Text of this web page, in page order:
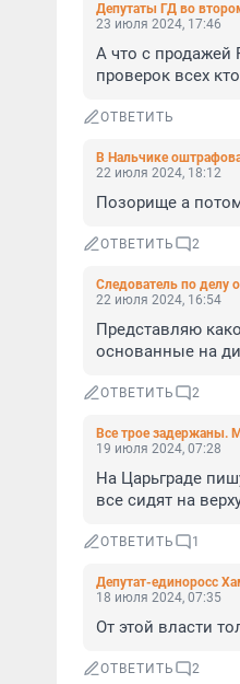
Депутаты ГД во
23 июля 2024, 17:46
А что с продажей
проверок всех
ОТВЕТИТЬ
В Нальчике
22 июля 2024, 18:12
Позорище а
ОТВЕТИТЬ 2
Следователь по делу
22 июля 2024, 16:54
Представляю
основанные на
ОТВЕТИТЬ 2
Все трое задержаны.
19 июля 2024, 07:28
На Царьграде
все сидят на
ОТВЕТИТЬ 1
Депутат-единоросс
18 июля 2024, 07:35
От этой власти
ОТВЕТИТЬ 2